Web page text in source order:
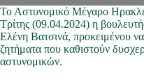
Το Αστυνομικό Μέγαρο
Τρίτης (09.04.2024) η
Ελένη Βατσινά, προκειμένου
ζητήματα που καθιστούν
αστυνομικών.